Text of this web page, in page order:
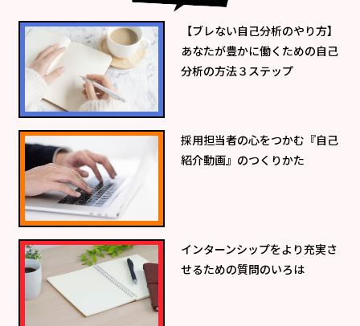
【ブレない自己分析のやり方】
あなたが豊かに働くための自己
分析の方法３ステップ
採用担当者の心をつかむ『自己
紹介動画』のつくりかた
インターンシップをより充実さ
せるための質問のいろは